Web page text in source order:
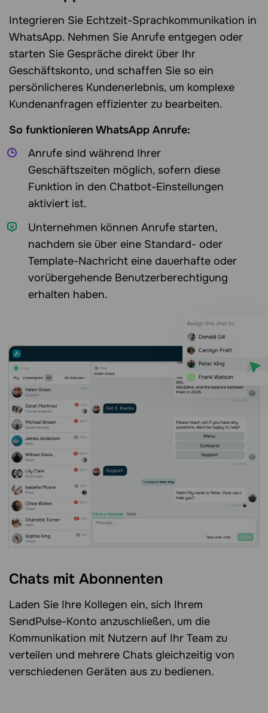
Integrieren Sie Echtzeit-Sprachkommunikation in
WhatsApp. Nehmen Sie Anrufe entgegen oder
starten Sie Gespräche direkt über Ihr
Geschäftskonto, und schaffen Sie so ein
persönlicheres Kundenerlebnis, um komplexe
Kundenanfragen effizienter zu bearbeiten.
So funktionieren WhatsApp Anrufe:
Anrufe sind während Ihrer
Geschäftszeiten möglich, sofern diese
Funktion in den Chatbot-Einstellungen
aktiviert ist.
Unternehmen können Anrufe starten,
nachdem sie über eine Standard- oder
Template-Nachricht eine dauerhafte oder
vorübergehende Benutzerberechtigung
erhalten haben.
Chats mit Abonnenten
Laden Sie Ihre Kollegen ein, sich Ihrem
SendPulse-Konto anzuschließen, um die
Kommunikation mit Nutzern auf Ihr Team zu
verteilen und mehrere Chats gleichzeitig von
verschiedenen Geräten aus zu bedienen.